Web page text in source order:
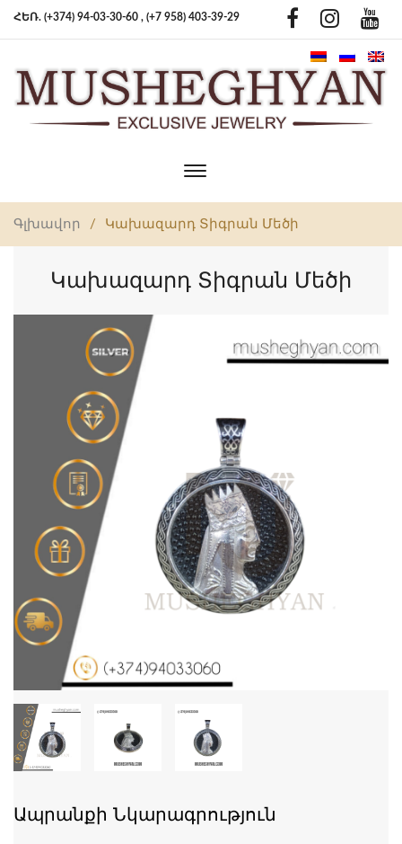
ՀԵՌ. (+374) 94-03-30-60 , (+7 958) 403-39-29
Toggle
navigation
Գլխավոր / Կախազարդ Տիգրան Մեծի
Կախազարդ Տիգրան Մեծի
Ապրանքի Նկարագրություն